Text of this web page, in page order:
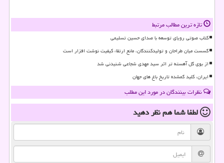
تازه ترین مطالب مرتبط
کتاب صوتی رویای توسعه با صدای حسین تسلیمی
گسست میان طراحان و تولیدکنندگان، مانع ارتقاء کیفیت نوشت افزار است
از بوی گل آهسته تر اثر سید مهدی شجاعی شنیدنی شد
ایران، کلید گمشده تاریخ باغ های جهان
نظرات بینندگان در مورد این مطلب
لطفا شما همنظر دهید